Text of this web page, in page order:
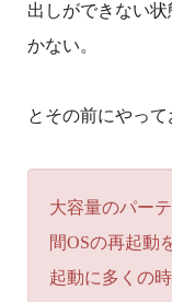
出しができない
かない。
とその前にやって
大容量のパー
間OSの再起動
起動に多くの